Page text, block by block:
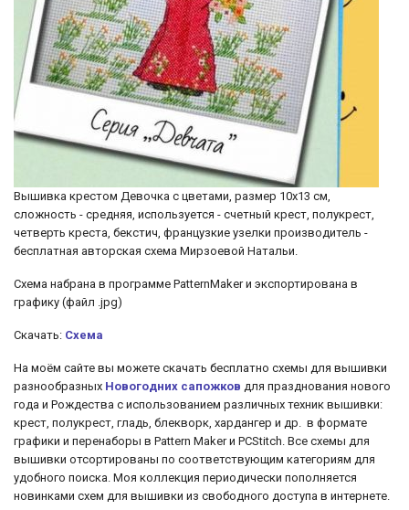
Вышивка крестом Девочка с цветами, размер 10х13 см,
сложность - средняя, используется - счетный крест, полукрест,
четверть креста, бекстич, французкие узелки производитель -
бесплатная авторская схема Мирзоевой Натальи.
Схема набрана в программе PatternMaker и экспортирована в
графику (файл .jpg)
Скачать: Схема
На моём сайте вы можете скачать бесплатно схемы для вышивки
разнообразных Новогодних сапожков для празднования нового
года и Рождества с использованием различных техник вышивки:
крест, полукрест, гладь, блекворк, хардангер и др. в формате
графики и перенаборы в Pattern Maker и PCStitch. Все схемы для
вышивки отсортированы по соответствующим категориям для
удобного поиска. Моя коллекция периодически пополняется
новинками схем для вышивки из свободного доступа в интернете.